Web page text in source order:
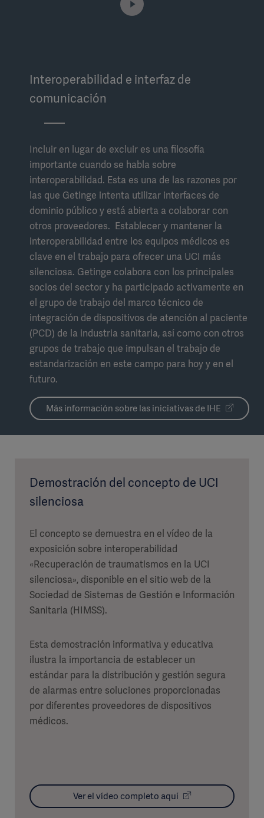
Interoperabilidad e interfaz de
comunicación
Incluir en lugar de excluir es una filosofía
importante cuando se habla sobre
interoperabilidad. Esta es una de las razones por
las que Getinge intenta utilizar interfaces de
dominio público y está abierta a colaborar con
otros proveedores. Establecer y mantener la
interoperabilidad entre los equipos médicos es
clave en el trabajo para ofrecer una UCI más
silenciosa. Getinge colabora con los principales
socios del sector y ha participado activamente en
el grupo de trabajo del marco técnico de
integración de dispositivos de atención al paciente
(PCD) de la industria sanitaria, así como con otros
grupos de trabajo que impulsan el trabajo de
estandarización en este campo para hoy y en el
futuro.
Más información sobre las iniciativas de IHE
Demostración del concepto de UCI
silenciosa
El concepto se demuestra en el vídeo de la
exposición sobre interoperabilidad
«Recuperación de traumatismos en la UCI
silenciosa», disponible en el sitio web de la
Sociedad de Sistemas de Gestión e Información
Sanitaria (HIMSS).
Esta demostración informativa y educativa
ilustra la importancia de establecer un
estándar para la distribución y gestión segura
de alarmas entre soluciones proporcionadas
por diferentes proveedores de dispositivos
médicos.
Ver el vídeo completo aquí